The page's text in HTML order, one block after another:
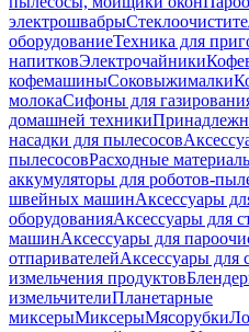
электрошвабры
оборудованиеТехника для
напитковЭлектрочайники
кофемашиныСоковыжималки
молокаСифоны для
домашней техники
насадки для пылесосов
пылесосовРасходные
аккумуляторы для роботов-
швейных машинАксессуары
оборудованияАксессуары для
машинАксессуары для
отпаривателейАксессуары для
измельчения продуктов
измельчителиПланетарные
миксерыМиксерыМясорубки